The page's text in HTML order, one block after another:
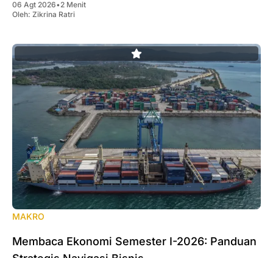
06 Agt 2026•2 Menit
Oleh: Zikrina Ratri
MAKRO
Membaca Ekonomi Semester I-2026: Panduan